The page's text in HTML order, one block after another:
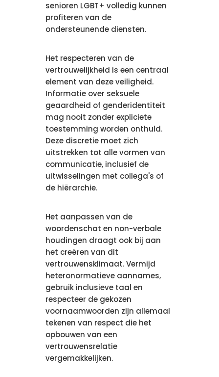
senioren LGBT+ volledig kunnen
profiteren van de
ondersteunende diensten.
Het respecteren van de
vertrouwelijkheid is een centraal
element van deze veiligheid.
Informatie over seksuele
geaardheid of genderidentiteit
mag nooit zonder expliciete
toestemming worden onthuld.
Deze discretie moet zich
uitstrekken tot alle vormen van
communicatie, inclusief de
uitwisselingen met collega's of
de hiërarchie.
Het aanpassen van de
woordenschat en non-verbale
houdingen draagt ook bij aan
het creëren van dit
vertrouwensklimaat. Vermijd
heteronormatieve aannames,
gebruik inclusieve taal en
respecteer de gekozen
voornaamwoorden zijn allemaal
tekenen van respect die het
opbouwen van een
vertrouwensrelatie
vergemakkelijken.